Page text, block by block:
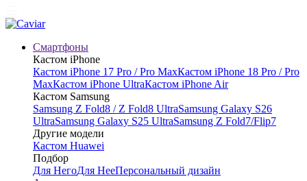
Смартфоны
Кастом iPhone
Кастом iPhone 17 Pro / Pro MaxКастом iPhone 18 Pro / Pro
MaxКастом iPhone UltraКастом iPhone Air
Кастом Samsung
Samsung Z Fold8 / Z Fold8 UltraSamsung Galaxy S26
UltraSamsung Galaxy S25 UltraSamsung Z Fold7/Flip7
Другие модели
Кастом Huawei
Подбор
Для НегоДля НееПерсональный дизайн